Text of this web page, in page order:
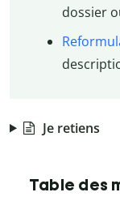
dossier
Je retiens
Table des